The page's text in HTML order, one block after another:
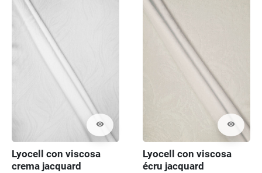
visibility
Lyocell con viscosa
crema jacquard
visibility
Lyocell con viscosa
écru jacquard